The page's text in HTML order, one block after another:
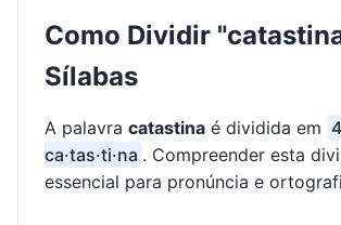
Como Dividir
Sílabas
A palavra catastina é dividida em
ca·tas·ti·na . Compreender esta
essencial para pronúncia e